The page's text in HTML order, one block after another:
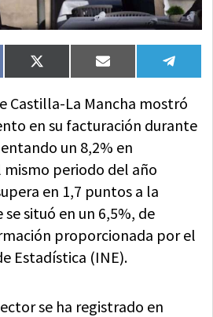
Compartir
en
X
(Twitter)
Compartir
en
Email
en
Castilla-La Mancha mostró
en su facturación durante
un 8,2% en
periodo del año
en 1,7 puntos a la
situó en un 6,5%, de
proporcionada por el
Estadística (INE).
se ha registrado en